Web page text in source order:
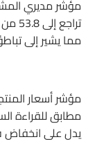
مؤشر مديري
مما يشير إلى
يدل على انخفاض